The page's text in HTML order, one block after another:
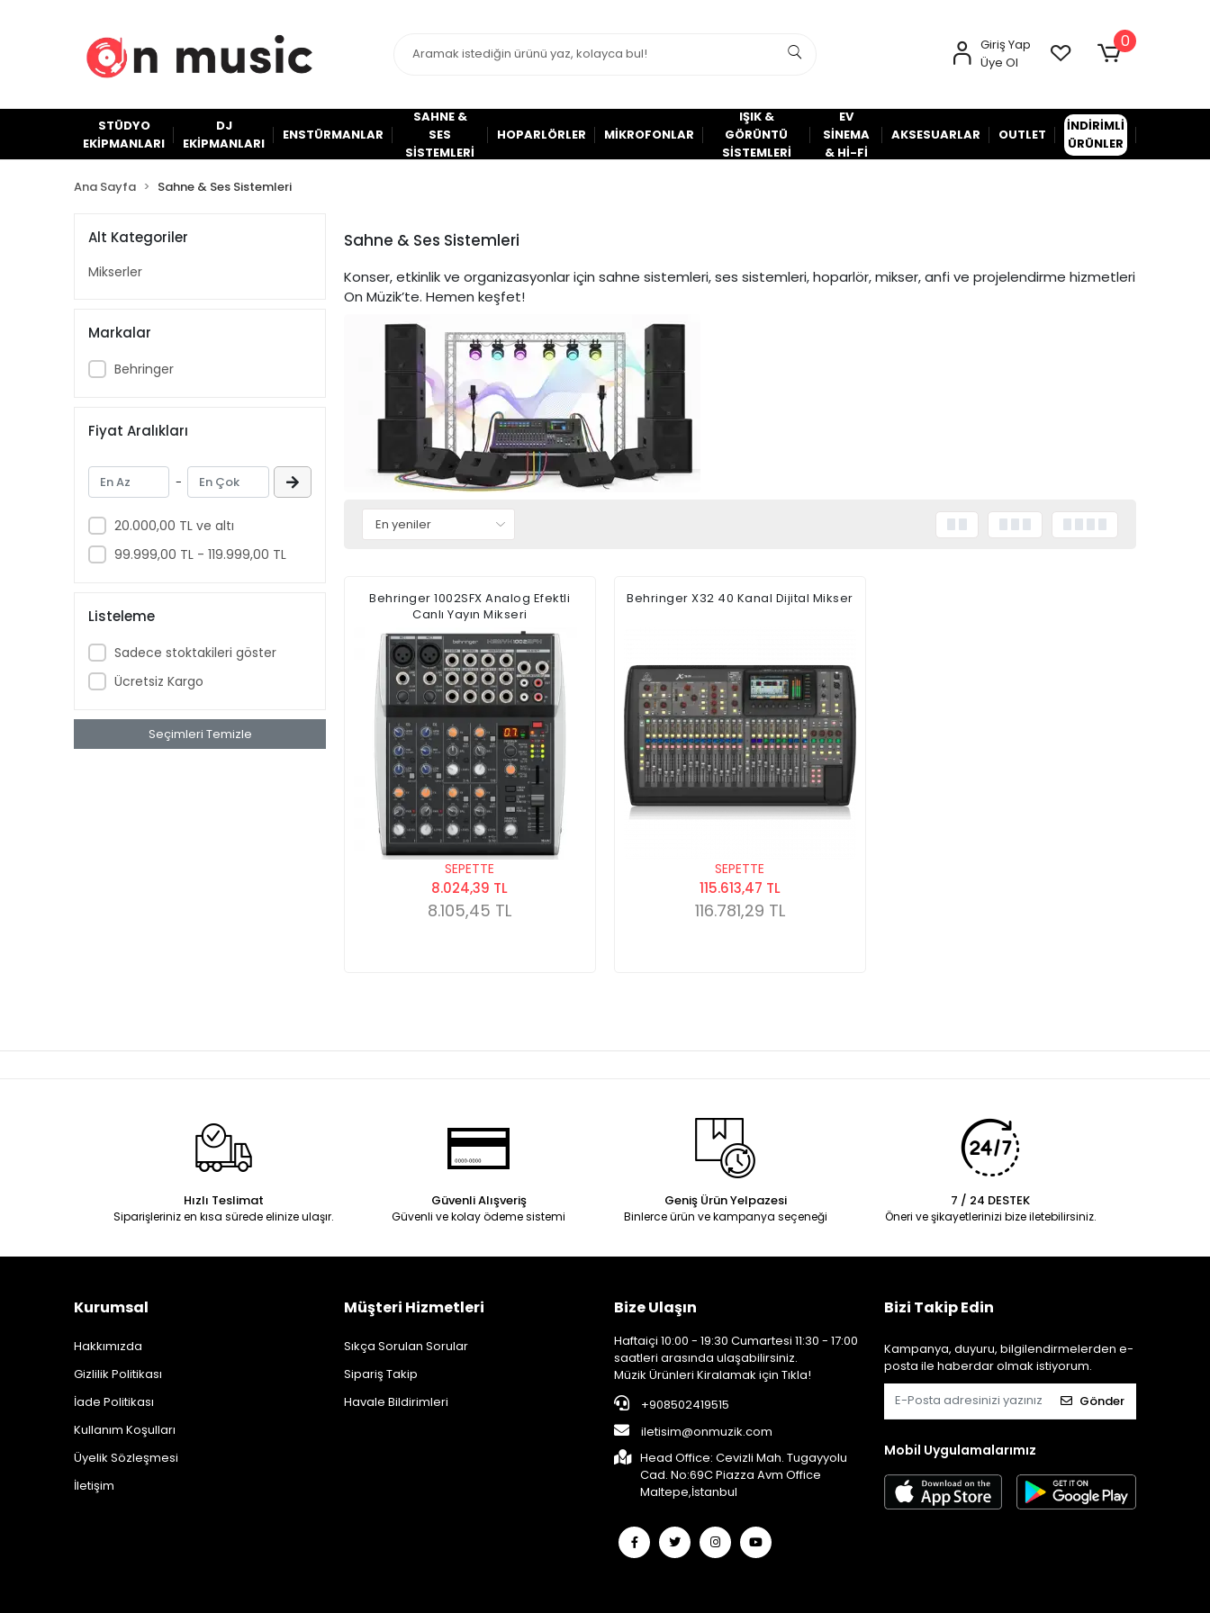
Giriş Yap
Üye Ol
0
STÜDYO
EKİPMANLARI
DJ
EKİPMANLARI
ENSTÜRMANLAR
SAHNE &
SES
SİSTEMLERİ
HOPARLÖRLER MİKROFONLAR
IŞIK &
GÖRÜNTÜ
SİSTEMLERİ
EV
SİNEMA
& Hİ-Fİ
AKSESUARLAR OUTLET
İNDİRİMLİ
ÜRÜNLER
Ana Sayfa Sahne & Ses Sistemleri
Alt Kategoriler
Mikserler
Markalar
Behringer
Fiyat Aralıkları
-
20.000,00 TL ve altı
99.999,00 TL - 119.999,00 TL
Listeleme
Sadece stoktakileri göster
Ücretsiz Kargo
Seçimleri Temizle
Sahne & Ses Sistemleri
Konser, etkinlik ve organizasyonlar için sahne sistemleri, ses sistemleri, hoparlör, mikser, anfi ve projelendirme hizmetleri
On Müzik’te. Hemen keşfet!
Behringer 1002SFX Analog Efektli
Canlı Yayın Mikseri
SEPETTE
8.024,39 TL
8.105,45 TL
Behringer X32 40 Kanal Dijital Mikser
SEPETTE
115.613,47 TL
116.781,29 TL
Hızlı Teslimat
Siparişleriniz en kısa sürede elinize ulaşır.
Güvenli Alışveriş
Güvenli ve kolay ödeme sistemi
Geniş Ürün Yelpazesi
Binlerce ürün ve kampanya seçeneği
7 / 24 DESTEK
Öneri ve şikayetlerinizi bize iletebilirsiniz.
Kurumsal
Hakkımızda
Gizlilik Politikası
İade Politikası
Kullanım Koşulları
Üyelik Sözleşmesi
İletişim
Müşteri Hizmetleri
Sıkça Sorulan Sorular
Sipariş Takip
Havale Bildirimleri
Bize Ulaşın
Haftaiçi 10:00 - 19:30 Cumartesi 11:30 - 17:00
saatleri arasında ulaşabilirsiniz.
Müzik Ürünleri Kiralamak için Tıkla!
+908502419515
iletisim@onmuzik.com
Head Office: Cevizli Mah. Tugayyolu
Cad. No:69C Piazza Avm Office
Maltepe,İstanbul
Bizi Takip Edin
Kampanya, duyuru, bilgilendirmelerden e-
posta ile haberdar olmak istiyorum.
Gönder
Mobil Uygulamalarımız